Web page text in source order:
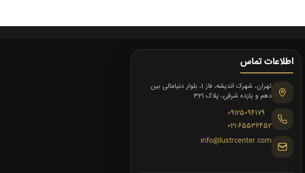
اطلاعات تماس
تهران، شهرک اندیشه، فاز 1، بلوار دنیامالی بین
دهم و یازده شرقی، پلاک 321
09125094179
021-65536452
info@lustrcenter.com